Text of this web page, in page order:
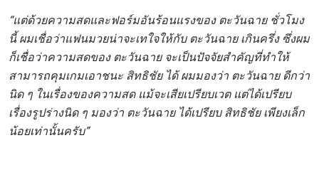
“แต่ด้วยความสดและฟอร์มอันร้อนแรงของ ตะวันฉาย ชั่วโมง
นี้ ผมเชื่อว่าแฟนมวยน่าจะเทใจให้กับ ตะวันฉาย เกินครึ่ง ซึ่งผม
ก็เชื่อว่าความสดของ ตะวันฉาย จะเป็นปัจจัยสำคัญที่ทำให้
สามารถคุมเกมเอาชนะ สิทธิชัย ได้ ผมมองว่า ตะวันฉาย ดีกว่า
นิด ๆ ในเรื่องของความสด แม้จะเสียเปรียบเวต แต่ได้เปรียบ
เรื่องรูปร่างนิด ๆ มองว่า ตะวันฉาย ได้เปรียบ สิทธิชัย เพียงเล็ก
น้อยเท่านั้นครับ”